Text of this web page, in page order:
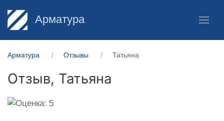
Арматура
Арматура Отзывы Татьяна
Отзыв, Татьяна